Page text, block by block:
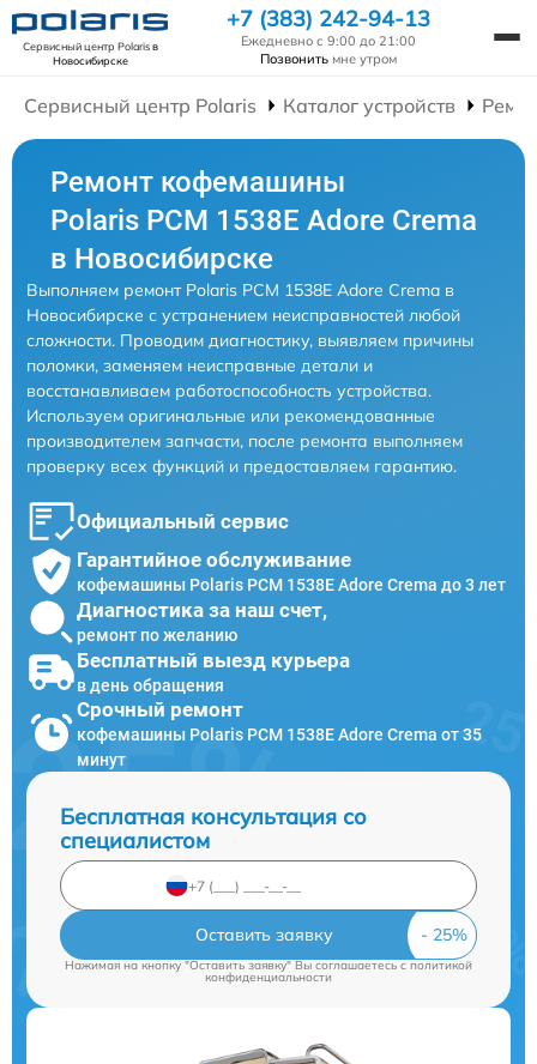
Сервисный центр Polarisв
Новосибирске
+7 (383) 242-94-13
Ежедневно с 9:00 до 21:00
Позвонить мне утром
Сервисный центр Polaris Каталог устройств
Ремонт кофемашины
Polaris PCM 1538E Adore Crema
в Новосибирске
Выполняем ремонт Polaris PCM 1538E Adore Crema в
Новосибирске с устранением неисправностей любой
сложности. Проводим диагностику, выявляем причины
поломки, заменяем неисправные детали и
восстанавливаем работоспособность устройства.
Используем оригинальные или рекомендованные
производителем запчасти, после ремонта выполняем
проверку всех функций и предоставляем гарантию.
Официальный сервис
Гарантийное обслуживание
кофемашины Polaris PCM 1538E Adore Crema до 3 лет
Диагностика за наш счет,
ремонт по желанию
Бесплатный выезд курьера
в день обращения
Срочный ремонт
кофемашины Polaris PCM 1538E Adore Crema от 35
минут
Бесплатная консультация со
специалистом
Оставить заявку
Нажимая на кнопку "Оставить заявку" Вы соглашаетесь cполитикой
конфиденциальности